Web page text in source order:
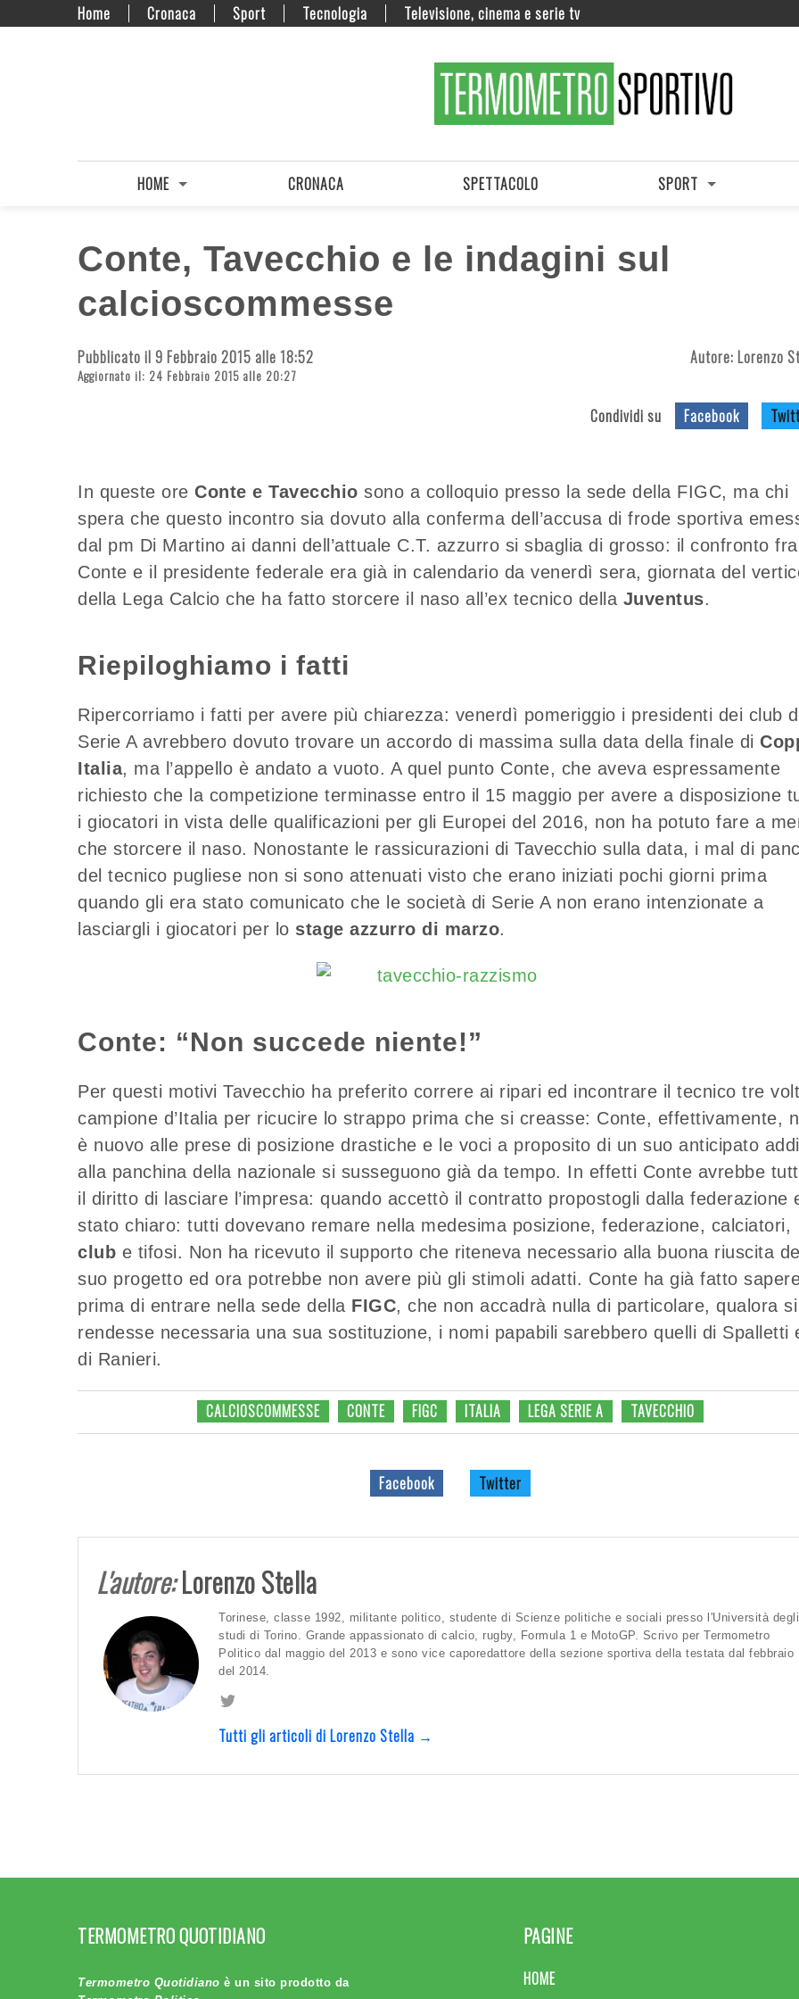
Home Cronaca Sport Tecnologia Televisione, cinema e serie tv
HOME CRONACA SPETTACOLO SPORT
Conte, Tavecchio e le indagini sul
calcioscommesse
Pubblicato il 9 Febbraio 2015 alle 18:52
Aggiornato il: 24 Febbraio 2015 alle 20:27
Autore: Lorenzo
Condividi su Facebook
In queste ore Conte e Tavecchio sono a colloquio presso la sede della FIGC, ma chi
spera che questo incontro sia dovuto alla conferma dell’accusa di frode sportiva
dal pm Di Martino ai danni dell’attuale C.T. azzurro si sbaglia di grosso: il confronto fra
Conte e il presidente federale era già in calendario da venerdì sera, giornata del
della Lega Calcio che ha fatto storcere il naso all’ex tecnico della Juventus.
Riepiloghiamo i fatti
Ripercorriamo i fatti per avere più chiarezza: venerdì pomeriggio i presidenti dei club
Serie A avrebbero dovuto trovare un accordo di massima sulla data della finale di
Italia, ma l’appello è andato a vuoto. A quel punto Conte, che aveva espressamente
richiesto che la competizione terminasse entro il 15 maggio per avere a disposizione
i giocatori in vista delle qualificazioni per gli Europei del 2016, non ha potuto fare a
che storcere il naso. Nonostante le rassicurazioni di Tavecchio sulla data, i mal di
del tecnico pugliese non si sono attenuati visto che erano iniziati pochi giorni prima
quando gli era stato comunicato che le società di Serie A non erano intenzionate a
lasciargli i giocatori per lo stage azzurro di marzo.
Conte: “Non succede niente!”
Per questi motivi Tavecchio ha preferito correre ai ripari ed incontrare il tecnico tre
campione d’Italia per ricucire lo strappo prima che si creasse: Conte, effettivamente,
è nuovo alle prese di posizione drastiche e le voci a proposito di un suo anticipato
alla panchina della nazionale si susseguono già da tempo. In effetti Conte avrebbe
il diritto di lasciare l’impresa: quando accettò il contratto propostogli dalla federazione
stato chiaro: tutti dovevano remare nella medesima posizione, federazione, calciatori,
club e tifosi. Non ha ricevuto il supporto che riteneva necessario alla buona riuscita del
suo progetto ed ora potrebbe non avere più gli stimoli adatti. Conte ha già fatto
prima di entrare nella sede della FIGC, che non accadrà nulla di particolare, qualora si
rendesse necessaria una sua sostituzione, i nomi papabili sarebbero quelli di Spalletti
di Ranieri.
CALCIOSCOMMESSE CONTE FIGC ITALIA LEGA SERIE A TAVECCHIO
Facebook Twitter
L'autore:Lorenzo Stella
Torinese, classe 1992, militante politico, studente di Scienze politiche e sociali presso l'Università degli
studi di Torino. Grande appassionato di calcio, rugby, Formula 1 e MotoGP. Scrivo per Termometro
Politico dal maggio del 2013 e sono vice caporedattore della sezione sportiva della testata dal febbraio
del 2014.
Tutti gli articoli di Lorenzo Stella →
TERMOMETRO QUOTIDIANO
Termometro Quotidiano è un sito prodotto da
PAGINE
HOME